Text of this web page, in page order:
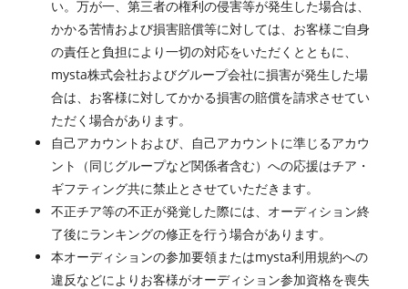
い。万が一、第三者の権利の侵害等が発生した場合は、
かかる苦情および損害賠償等に対しては、お客様ご自身
の責任と負担により一切の対応をいただくとともに、
mysta株式会社およびグループ会社に損害が発生した場
合は、お客様に対してかかる損害の賠償を請求させてい
ただく場合があります。
自己アカウントおよび、自己アカウントに準じるアカウ
ント（同じグループなど関係者含む）への応援はチア・
ギフティング共に禁止とさせていただきます。
不正チア等の不正が発覚した際には、オーディション終
了後にランキングの修正を行う場合があります。
本オーディションの参加要領またはmysta利用規約への
違反などによりお客様がオーディション参加資格を喪失